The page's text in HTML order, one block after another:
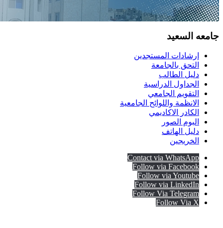
جامعه السعيد
إرشادات المستجدين
التحق بالجامعة
دليل الطالب
الجداول الدراسية
التقويم الجامعي
الانظمة واللوائح الجامعية
الكادر الاكاديمي
البوم الصور
دليل الهاتف
الخريجين
Contact via WhatsApp
Follow via Facebook
Follow via Youtube
Follow via LinkedIn
Follow Via Telegram
Follow Via X